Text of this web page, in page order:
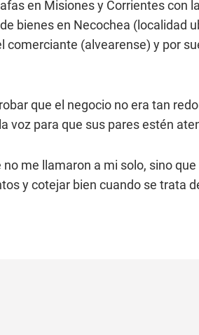
en Misiones y Corrientes con
bienes en Necochea (localidad
comerciante (alvearense) y por
que el negocio no era tan
voz para que sus pares estén
no me llamaron a mi solo, sino
y cotejar bien cuando se trata